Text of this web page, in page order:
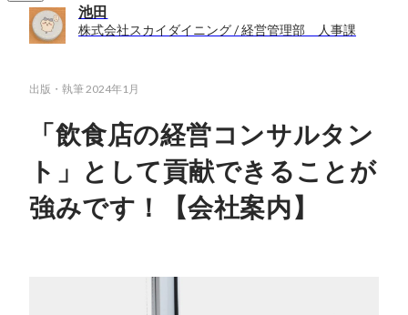
池田
株式会社スカイダイニング / 経営管理部 人事課
出版・執筆 2024年1月
「飲食店の経営コンサルタン
ト」として貢献できることが
強みです！【会社案内】